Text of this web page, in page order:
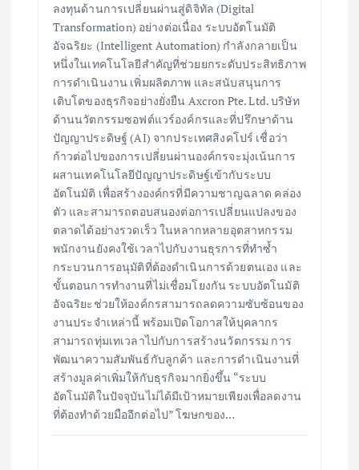
ลงทุนด้านการเปลี่ยนผ่านสู่ดิจิทัล (Digital
Transformation) อย่างต่อเนื่อง ระบบอัตโนมัติ
อัจฉริยะ (Intelligent Automation) กำลังกลายเป็น
หนึ่งในเทคโนโลยีสำคัญที่ช่วยยกระดับประสิทธิภาพ
การดำเนินงาน เพิ่มผลิตภาพ และสนับสนุนการ
เติบโตของธุรกิจอย่างยั่งยืน Axcron Pte. Ltd. บริษัท
ด้านนวัตกรรมซอฟต์แวร์องค์กรและที่ปรึกษาด้าน
ปัญญาประดิษฐ์ (AI) จากประเทศสิงคโปร์ เชื่อว่า
ก้าวต่อไปของการเปลี่ยนผ่านองค์กรจะมุ่งเน้นการ
ผสานเทคโนโลยีปัญญาประดิษฐ์เข้ากับระบบ
อัตโนมัติ เพื่อสร้างองค์กรที่มีความชาญฉลาด คล่อง
ตัว และสามารถตอบสนองต่อการเปลี่ยนแปลงของ
ตลาดได้อย่างรวดเร็ว ในหลากหลายอุตสาหกรรม
พนักงานยังคงใช้เวลาไปกับงานธุรการที่ทำซ้ำ
กระบวนการอนุมัติที่ต้องดำเนินการด้วยตนเอง และ
ขั้นตอนการทำงานที่ไม่เชื่อมโยงกัน ระบบอัตโนมัติ
อัจฉริยะช่วยให้องค์กรสามารถลดความซับซ้อนของ
งานประจำเหล่านี้ พร้อมเปิดโอกาสให้บุคลากร
สามารถทุ่มเทเวลาไปกับการสร้างนวัตกรรม การ
พัฒนาความสัมพันธ์กับลูกค้า และการดำเนินงานที่
สร้างมูลค่าเพิ่มให้กับธุรกิจมากยิ่งขึ้น “ระบบ
อัตโนมัติในปัจจุบันไม่ได้มีเป้าหมายเพียงเพื่อลดงาน
ที่ต้องทำด้วยมืออีกต่อไป” โฆษกของ…